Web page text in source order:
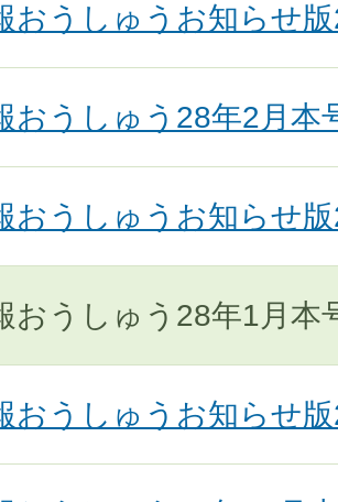
おうしゅうお知らせ
おうしゅう28年2月本
おうしゅうお知らせ
おうしゅう28年1月本
おうしゅうお知らせ